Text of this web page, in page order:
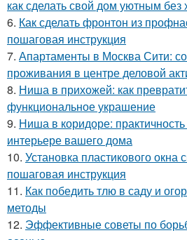
как сделать свой дом уютным без
6. Как сделать фронтон из
пошаговая инструкция
7. Апартаменты в Москва Сити:
проживания в центре деловой
8. Ниша в прихожей: как
функциональное украшение
9. Ниша в коридоре: практичность
интерьере вашего дома
10. Установка пластикового окна
пошаговая инструкция
11. Как победить тлю в саду и
методы
12. Эффективные советы по